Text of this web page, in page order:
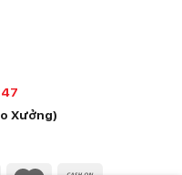
Xưởng)